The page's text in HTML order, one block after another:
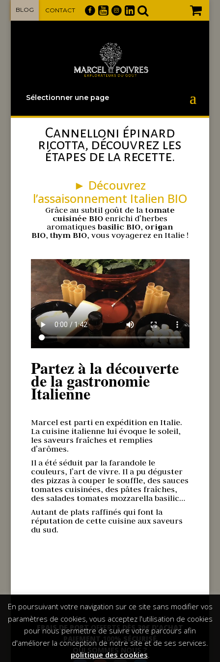
BLOG CONTACT
Sélectionner une page
Cannelloni épinard
ricotta, découvrez les
étapes de la recette.
► Découvrez
l’assaisonnement Italien BIO
Grâce au subtil goût de la tomate
cuisinée BIO enrichi d’herbes
aromatiquesbasilic BIO, origan
BIO,thym BIO, vous voyagerez en Italie !
Partez à la découverte
de la gastronomie
Italienne
Marcel est parti en expédition en Italie.
La cuisine italienne lui évoque le soleil,
les saveurs fraîches et remplies
d’arômes.
Il a été séduit par la farandole le
couleurs, l’art de vivre. Il a pu déguster
des pizzas à couper le souffle, des sauces
tomates cuisinées, des pâtes fraîches,
des salades tomates mozzarella basilic…
Autant de plats raffinés qui font la
réputation de cette cuisine aux saveurs
du sud.
FRAIS DE PORTOFFERTSDÈS 30€ D'ACHAT
PAIEMENT100% SÉCURISÉ
QUI SOMMES NOUS ?
En poursuivant votre navigation sur ce site sans modifier vos
paramètres de cookies, vous acceptez l'utilisation de cookies
pour nous permettre de suivre votre parcours afin
d'améliorer la conception de notre site et de ses services.
politique des cookies.